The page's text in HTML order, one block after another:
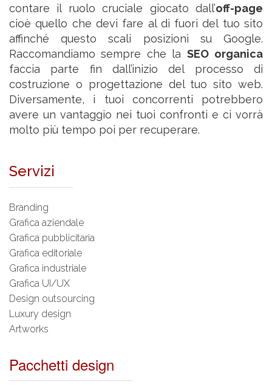
contare il ruolo cruciale giocato dall’off-page
cioè quello che devi fare al di fuori del tuo sito
affinché questo scali posizioni su Google.
Raccomandiamo sempre che la SEO organica
faccia parte fin dall’inizio del processo di
costruzione o progettazione del tuo sito web.
Diversamente, i tuoi concorrenti potrebbero
avere un vantaggio nei tuoi confronti e ci vorrà
molto più tempo poi per recuperare.
Servizi
Branding
Grafica aziendale
Grafica pubblicitaria
Grafica editoriale
Grafica industriale
Grafica UI/UX
Design outsourcing
Luxury design
Artworks
Pacchetti design